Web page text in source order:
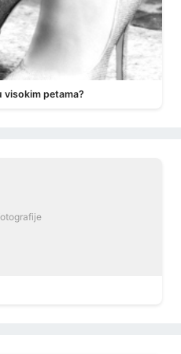
visokim petama?